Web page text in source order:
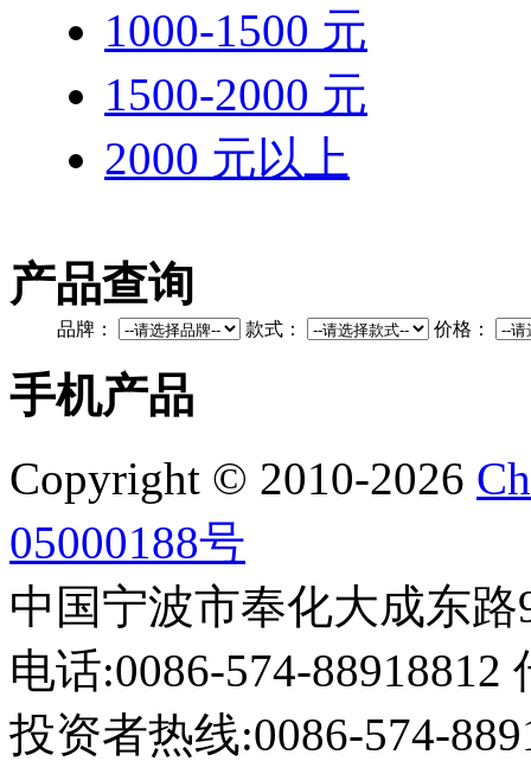
1000-1500 元
1500-2000 元
2000 元以上
产品查询
品牌： 款式： 价格：
手机产品
Copyright © 2010-2026
05000188号
中国宁波市奉化大成东路
电话:0086-574-88918812
投资者热线:0086-574-